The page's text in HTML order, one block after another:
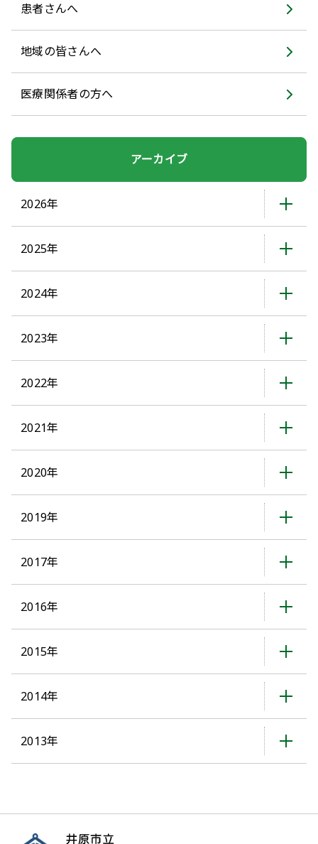
患者さんへ
地域の皆さんへ
医療関係者の方へ
アーカイブ
2026年
2025年
2024年
2023年
2022年
2021年
2020年
2019年
2017年
2016年
2015年
2014年
2013年